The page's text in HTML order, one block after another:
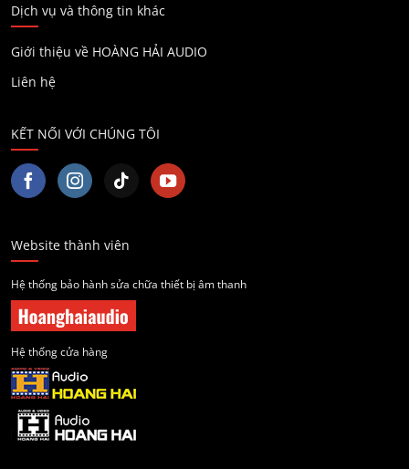
Dịch vụ và thông tin khác
Giới thiệu về HOÀNG HẢI AUDIO
Liên hệ
KẾT NỐI VỚI CHÚNG TÔI
Website thành viên
Hệ thống bảo hành sửa chữa thiết bị âm thanh
Hệ thống cửa hàng